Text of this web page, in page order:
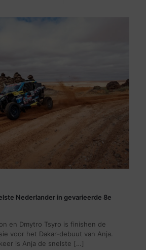
Nederlander in gevarieerde 8e
en Dmytro Tsyro is finishen de
voor het Dakar-debuut van Anja.
is Anja de snelste […]